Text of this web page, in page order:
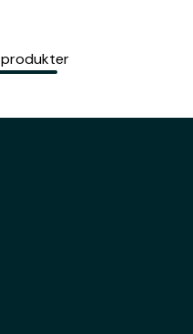
produkter